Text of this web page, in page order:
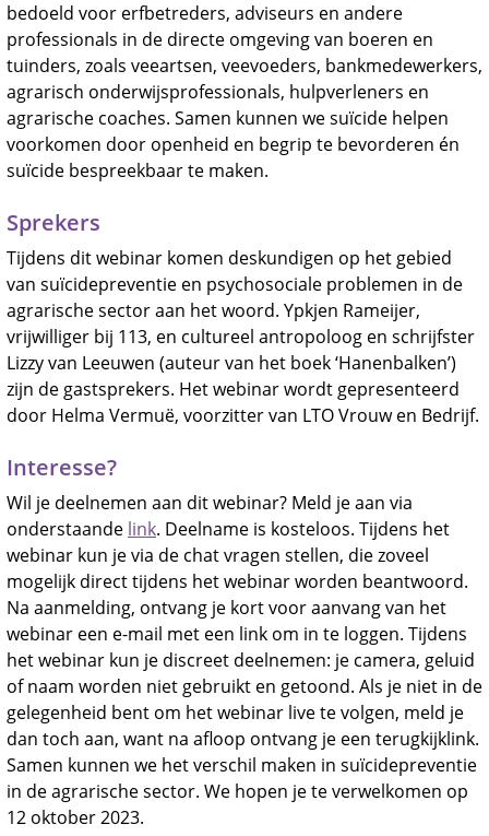
bedoeld voor erfbetreders, adviseurs en andere
professionals in de directe omgeving van boeren en
tuinders, zoals veeartsen, veevoeders, bankmedewerkers,
agrarisch onderwijsprofessionals, hulpverleners en
agrarische coaches. Samen kunnen we suïcide helpen
voorkomen door openheid en begrip te bevorderen én
suïcide bespreekbaar te maken.
Sprekers
Tijdens dit webinar komen deskundigen op het gebied
van suïcidepreventie en psychosociale problemen in de
agrarische sector aan het woord. Ypkjen Rameijer,
vrijwilliger bij 113, en cultureel antropoloog en schrijfster
Lizzy van Leeuwen (auteur van het boek ‘Hanenbalken’)
zijn de gastsprekers. Het webinar wordt gepresenteerd
door Helma Vermuë, voorzitter van LTO Vrouw en Bedrijf.
Interesse?
Wil je deelnemen aan dit webinar? Meld je aan via
onderstaande link. Deelname is kosteloos. Tijdens het
webinar kun je via de chat vragen stellen, die zoveel
mogelijk direct tijdens het webinar worden beantwoord.
Na aanmelding, ontvang je kort voor aanvang van het
webinar een e-mail met een link om in te loggen. Tijdens
het webinar kun je discreet deelnemen: je camera, geluid
of naam worden niet gebruikt en getoond. Als je niet in de
gelegenheid bent om het webinar live te volgen, meld je
dan toch aan, want na afloop ontvang je een terugkijklink.
Samen kunnen we het verschil maken in suïcidepreventie
in de agrarische sector. We hopen je te verwelkomen op
12 oktober 2023.